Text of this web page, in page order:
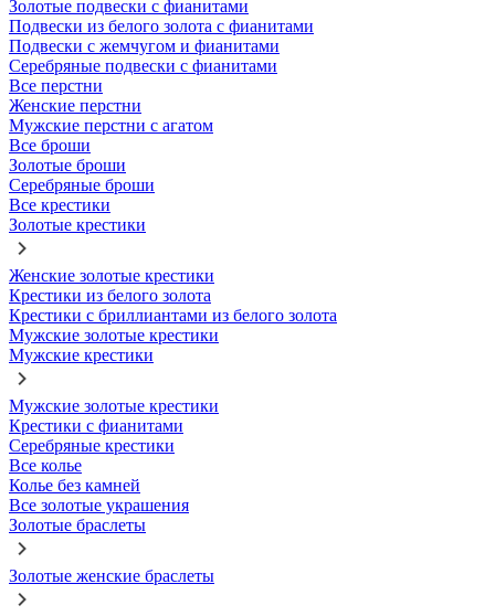
Золотые подвески с фианитами
Подвески из белого золота с фианитами
Подвески с жемчугом и фианитами
Серебряные подвески с фианитами
Все перстни
Женские перстни
Мужские перстни с агатом
Все броши
Золотые броши
Серебряные броши
Все крестики
Золотые крестики
Женские золотые крестики
Крестики из белого золота
Крестики с бриллиантами из белого золота
Мужские золотые крестики
Мужские крестики
Мужские золотые крестики
Крестики с фианитами
Серебряные крестики
Все колье
Колье без камней
Все золотые украшения
Золотые браслеты
Золотые женские браслеты